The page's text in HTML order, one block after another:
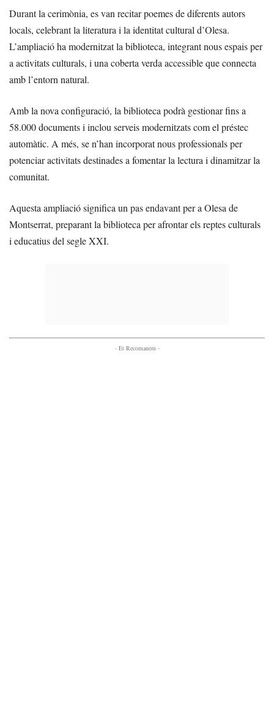
Durant la cerimònia, es van recitar poemes de diferents autors
locals, celebrant la literatura i la identitat cultural d’Olesa.
L’ampliació ha modernitzat la biblioteca, integrant nous espais per
a activitats culturals, i una coberta verda accessible que connecta
amb l’entorn natural.
Amb la nova configuració, la biblioteca podrà gestionar fins a
58.000 documents i inclou serveis modernitzats com el préstec
automàtic. A més, se n’han incorporat nous professionals per
potenciar activitats destinades a fomentar la lectura i dinamitzar la
comunitat.
Aquesta ampliació significa un pas endavant per a Olesa de
Montserrat, preparant la biblioteca per afrontar els reptes culturals
i educatius del segle XXI.
- Et Recomanem -